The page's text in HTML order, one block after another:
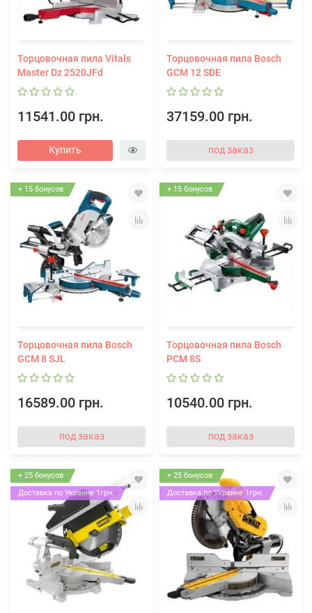
Торцовочная пила Vitals
Master Dz 2520JFd
11541.00 грн.
Купить
Торцовочная пила Bosch
GCM 12 SDE
37159.00 грн.
под заказ
+ 15 бонусов
Торцовочная пила Bosch
GCM 8 SJL
16589.00 грн.
под заказ
+ 15 бонусов
Торцовочная пила Bosch
PCM 8S
10540.00 грн.
под заказ
+ 25 бонусов
Доставка по Украине 1грн.
+ 25 бонусов
Доставка по Украине 1грн.